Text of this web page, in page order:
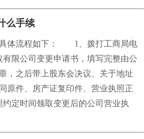
么手续
体流程如下： 1、拨打工商局电
公司变更申请书，填写完整由公
，之后带上股东会决议、关于地址
原件、房产证复印件、营业执照正
时间领取变更后的公司营业执